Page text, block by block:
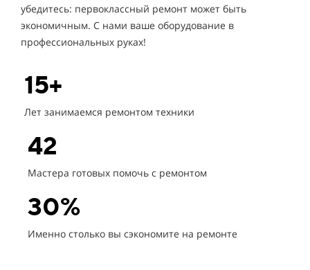
убедитесь: первоклассный ремонт может быть
экономичным. С нами ваше оборудование в
профессиональных руках!
15+
Лет занимаемся ремонтом техники
42
Мастера готовых помочь с ремонтом
30%
Именно столько вы сэкономите на ремонте